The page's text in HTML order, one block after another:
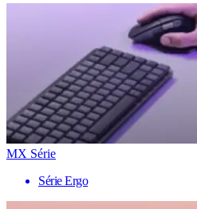
MX Série
Série Ergo